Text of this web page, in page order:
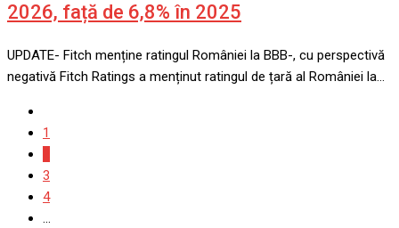
2026, față de 6,8% în 2025
UPDATE- Fitch menține ratingul României la BBB-, cu perspectivă
negativă Fitch Ratings a menținut ratingul de țară al României la…
1
3
4
...